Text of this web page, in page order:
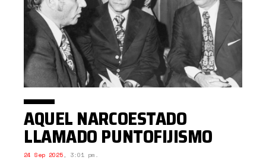
AQUEL NARCOESTADO
LLAMADO PUNTOFIJISMO
24 Sep 2025, 3:01 pm.